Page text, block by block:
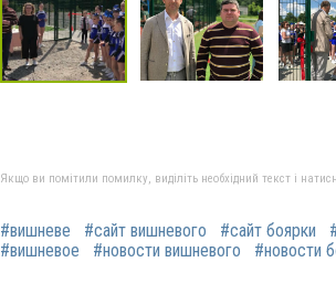
Якщо ви помітили помилку, виділіть необхідний текст і
#вишневе #сайт вишневого #сайт боярки
#вишневое
#новости вишневого #новости